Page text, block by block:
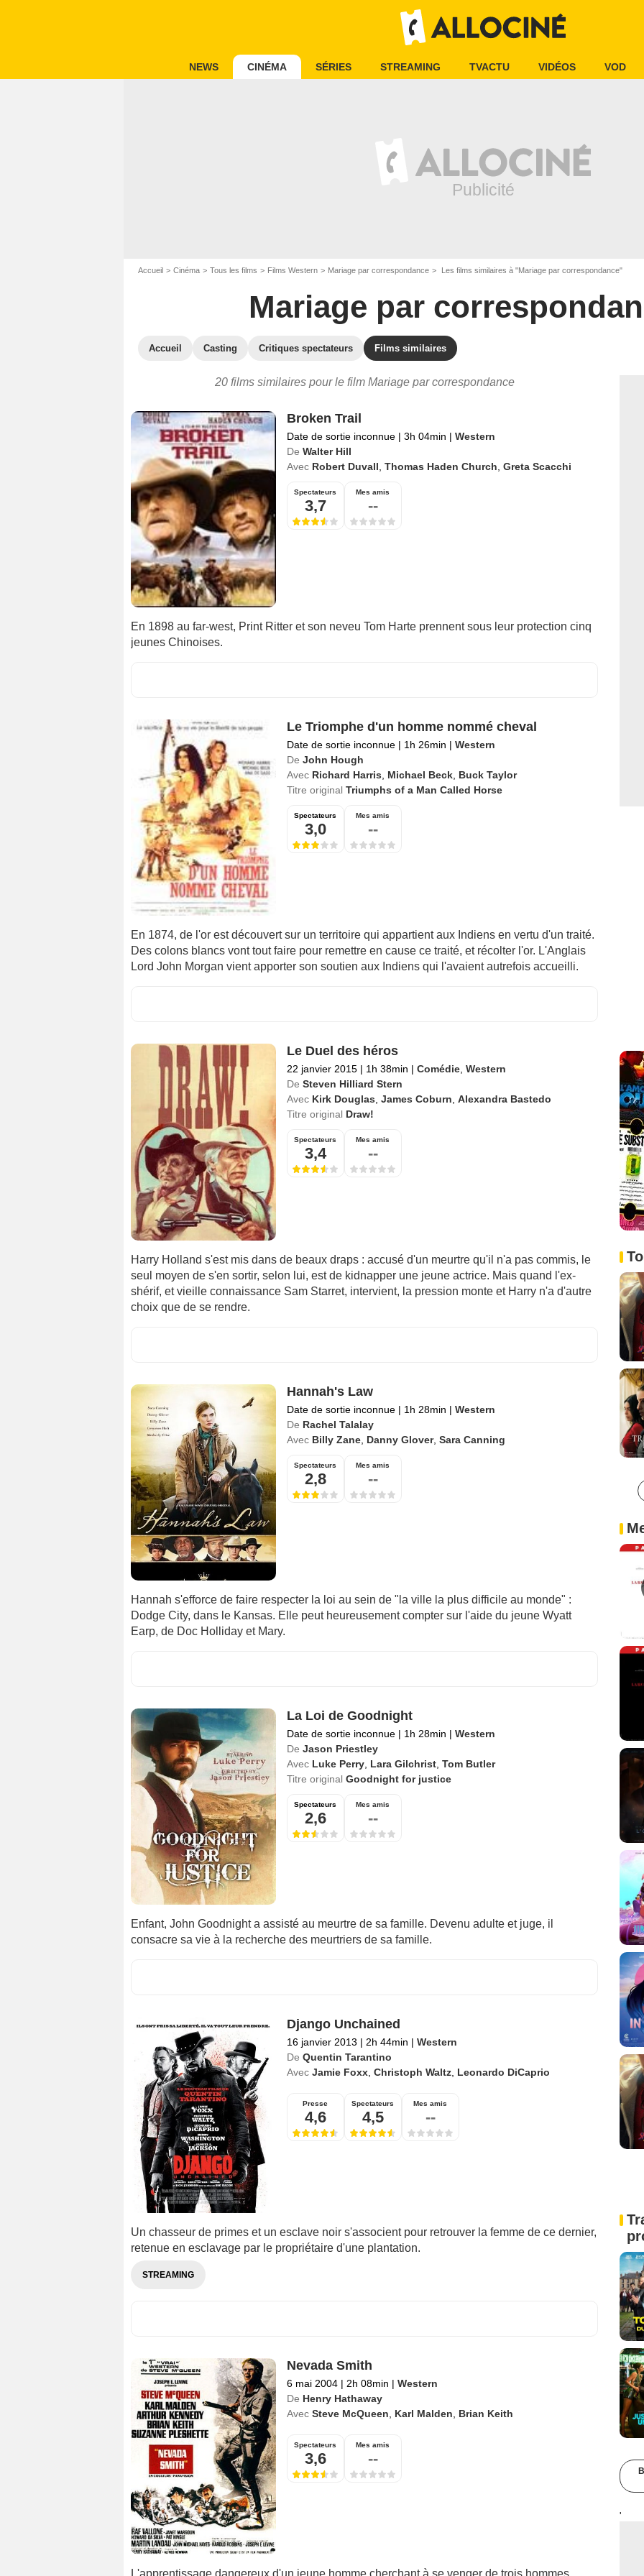
NEWS CINÉMA SÉRIES STREAMING TVACTU VIDÉOS VOD
Accueil Cinéma Tous les films Films Western Mariage par correspondance Les films similaires à "Mariage par correspondance"
Mariage par
Accueil Casting Critiques spectateurs Films similaires
20 films similaires pour le film Mariage par correspondance
Broken Trail
Date de sortie inconnue | 3h 04min | Western
De Walter Hill
Avec Robert Duvall Thomas Haden Church Greta Scacchi
Spectateurs
3,7
Mes amis
--
En 1898 au far-west, Print Ritter et son neveu Tom Harte prennent sous leur protection cinq
jeunes Chinoises.
Le Triomphe d'un homme nommé cheval
Date de sortie inconnue | 1h 26min | Western
De John Hough
Avec Richard Harris, Michael Beck, Buck Taylor
Titre original Triumphs of a Man Called Horse
Spectateurs
3,0
Mes amis
--
En 1874, de l'or est découvert sur un territoire qui appartient aux Indiens en vertu d'un traité.
Des colons blancs vont tout faire pour remettre en cause ce traité, et récolter l'or. L'Anglais
Lord John Morgan vient apporter son soutien aux Indiens qui l'avaient autrefois accueilli.
Le Duel des héros
22 janvier 2015 | 1h 38min | Comédie, Western
De Steven Hilliard Stern
Avec Kirk Douglas, James Coburn, Alexandra Bastedo
Titre original Draw!
Spectateurs
3,4
Mes amis
--
Harry Holland s'est mis dans de beaux draps : accusé d'un meurtre qu'il n'a pas commis, le
seul moyen de s'en sortir, selon lui, est de kidnapper une jeune actrice. Mais quand l'ex-
shérif, et vieille connaissance Sam Starret, intervient, la pression monte et Harry n'a d'autre
choix que de se rendre.
Hannah's Law
Date de sortie inconnue | 1h 28min | Western
De Rachel Talalay
Avec Billy Zane, Danny Glover, Sara Canning
Spectateurs
2,8
Mes amis
--
Hannah s'efforce de faire respecter la loi au sein de "la ville la plus difficile au monde" :
Dodge City, dans le Kansas. Elle peut heureusement compter sur l'aide du jeune Wyatt
Earp, de Doc Holliday et Mary.
La Loi de Goodnight
Date de sortie inconnue | 1h 28min | Western
De Jason Priestley
Avec Luke Perry, Lara Gilchrist, Tom Butler
Titre original Goodnight for justice
Spectateurs
2,6
Mes amis
--
Enfant, John Goodnight a assisté au meurtre de sa famille. Devenu adulte et juge, il
consacre sa vie à la recherche des meurtriers de sa famille.
Django Unchained
16 janvier 2013 | 2h 44min | Western
De Quentin Tarantino
Avec Jamie Foxx, Christoph Waltz, Leonardo DiCaprio
Presse
4,6
Spectateurs
4,5
Mes amis
--
Un chasseur de primes et un esclave noir s'associent pour retrouver la femme de ce dernier,
retenue en esclavage par le propriétaire d'une plantation.
STREAMING
Nevada Smith
6 mai 2004 | 2h 08min | Western
De Henry Hathaway
Avec Steve McQueen Karl Malden Brian Keith
Spectateurs
3,6
Mes amis
--
L'apprentissage dangereux d'un jeune homme cherchant à se venger de trois hommes,
'